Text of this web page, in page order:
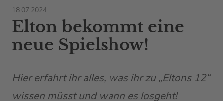
18.07.2024
Elton bekommt eine
neue Spielshow!
Hier erfahrt ihr alles, was ihr zu „Eltons 12“
wissen müsst und wann es losgeht!